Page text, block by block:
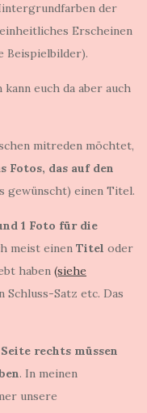
der
Erscheinen
Beispielbilder).
kann euch da aber auch
mitreden möchtet,
Fotos, das auf den
gewünscht) einen Titel.
1 Foto für die
meist einen Titel oder
haben (siehe
Schluss-Satz etc. Das
rechts müssen
. In meinen
unsere